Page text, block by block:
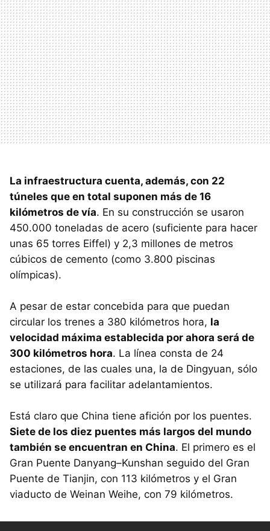
La infraestructura cuenta, además, con 22
túneles que en total suponen más de 16
kilómetros de vía. En su construcción se usaron
450.000 toneladas de acero (suficiente para hacer
unas 65 torres Eiffel) y 2,3 millones de metros
cúbicos de cemento (como 3.800 piscinas
olímpicas).
A pesar de estar concebida para que puedan
circular los trenes a 380 kilómetros hora, la
velocidad máxima establecida por ahora será de
300 kilómetros hora. La línea consta de 24
estaciones, de las cuales una, la de Dingyuan, sólo
se utilizará para facilitar adelantamientos.
Está claro que China tiene afición por los puentes.
Siete de los diez puentes más largos del mundo
también se encuentran en China. El primero es el
Gran Puente Danyang–Kunshan seguido del Gran
Puente de Tianjin, con 113 kilómetros y el Gran
viaducto de Weinan Weihe, con 79 kilómetros.